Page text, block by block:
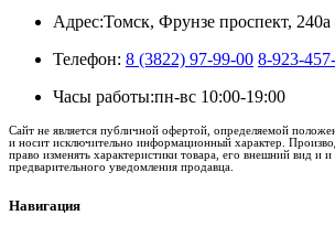
Адрес:Томск, Фрунзе проспект, 240а
Телефон: 8 (3822) 97-99-00 8-923-
Часы работы:пн-вс 10:00-19:00
Сайт не является публичной офертой, определяемой
и носит исключительно информационный характер.
право изменять характеристики товара, его внешний вид и и
предварительного уведомления продавца.
Навигация